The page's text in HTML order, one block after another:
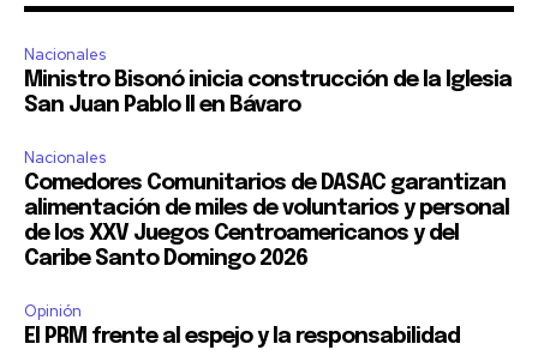
Nacionales
Ministro Bisonó inicia construcción de la Iglesia
San Juan Pablo II en Bávaro
Nacionales
Comedores Comunitarios de DASAC garantizan
alimentación de miles de voluntarios y personal
de los XXV Juegos Centroamericanos y del
Caribe Santo Domingo 2026
Opinión
El PRM frente al espejo y la responsabilidad